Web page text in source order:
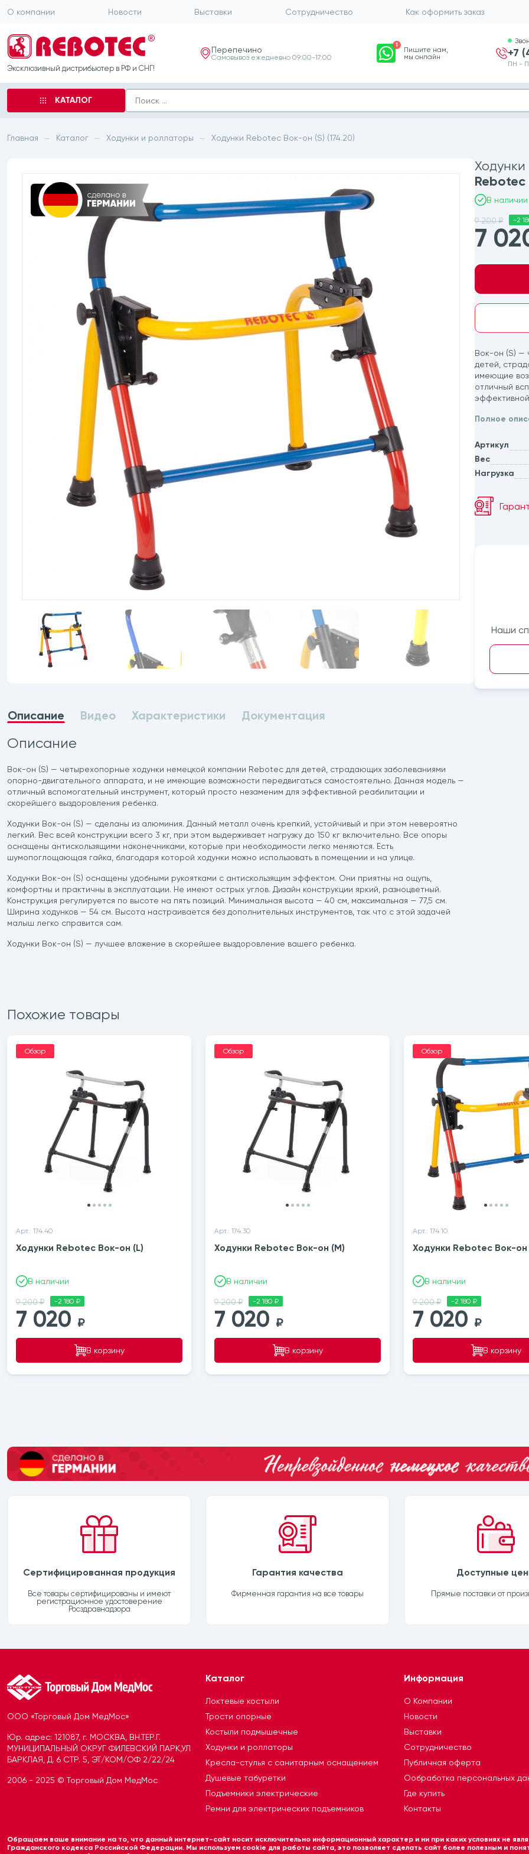
О компании Новости Выставки Сотрудничество Как оформить заказ
Эксклюзивный дистрибьютер в РФ и СНГ!
Перепечино
Самовывоз ежедневно 09:00-17:00
Пишите нам,
мы онлайн
+7
ПН -
КАТАЛОГ
Главная — Каталог — Ходунки и роллаторы — Ходунки Rebotec Вок-он (S) (174.20)
Ходунки
Rebotec
В наличии
9 200 ₽ -2
7
Вок-он (S) —
детей,
имеющие
отличный
Полное
Артикул
Вес
Нагрузка
Наши
Описание Видео Характеристики Документация
Описание
Вок-он (S) — четырехопорные ходунки немецкой компании Rebotec для детей, страдающих заболеваниями
опорно-двигательного аппарата, и не имеющие возможности передвигаться самостоятельно. Данная модель —
отличный вспомогательный инструмент, который просто незаменим для эффективной реабилитации и
скорейшего выздоровления ребенка.
Ходунки Вок-он (S) — сделаны из алюминия. Данный металл очень крепкий, устойчивый и при этом невероятно
легкий. Вес всей конструкции всего 3 кг, при этом выдерживает нагрузку до 150 кг включительно. Все опоры
оснащены антискользящими наконечниками, которые при необходимости легко меняются. Есть
шумопоглощающая гайка, благодаря которой ходунки можно использовать в помещении и на улице.
Ходунки Вок-он (S) оснащены удобными рукоятками с антискользящим эффектом. Они приятны на ощупь,
комфортны и практичны в эксплуатации. Не имеют острых углов. Дизайн конструкции яркий, разноцветный.
Конструкция регулируется по высоте на пять позиций. Минимальная высота — 40 см, максимальная — 77,5 см.
Ширина ходунков — 54 см. Высота настраивается без дополнительных инструментов, так что с этой задачей
малыш легко справится сам.
Ходунки Вок-он (S) — лучшее вложение в скорейшее выздоровление вашего ребенка.
Похожие товары
Обзор
Арт.: 174.40
Ходунки Rebotec Вок-он (L)
В наличии
9 200 ₽ -2 180 ₽
7 020 ₽
В корзину
Обзор
Арт.: 174.30
Ходунки Rebotec Вок-он (M)
В наличии
9 200 ₽ -2 180 ₽
7 020 ₽
В корзину
Обзор
Арт.: 174.10
Ходунки Rebotec Вок-он
В наличии
9 200 ₽ -2 180 ₽
7 020 ₽
В корзину
Сертифицированная продукция
Все товары сертифицированы и имеют
регистрационное удостоверение
Росздравнадзора
Гарантия качества
Фирменная гарантия на все товары
Доступные
Прямые поставки от
ООО «Торговый Дом МедМос»
Юр. адрес: 121087, г. МОСКВА, ВН.ТЕР.Г.
МУНИЦИПАЛЬНЫЙ ОКРУГ ФИЛЕВСКИЙ ПАРК,УЛ
БАРКЛАЯ, Д. 6 СТР. 5, ЭТ/КОМ/ОФ 2/22/24
2006 - 2025 © Торговый Дом МедМос
Каталог
Локтевые костыли
Трости опорные
Костыли подмышечные
Ходунки и роллаторы
Кресла-стулья с санитарным оснащением
Душевые табуретки
Подъемники электрические
Ремни для электрических подъемников
Информация
О Компании
Новости
Выставки
Сотрудничество
Публичная оферта
Ообработка персональных
Где купить
Контакты
Обращаем ваше внимание на то, что данный интернет-сайт носит исключительно информационный характер и ни при каких условиях не
Гражданского кодекса Российской Федерации. Мы используем cookie для работы сайта, это позволяет сделать сайт более полезным и